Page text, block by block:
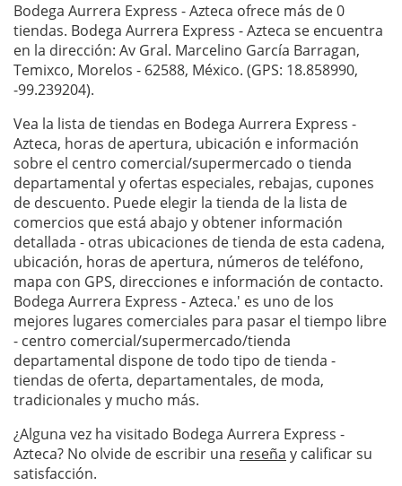
Bodega Aurrera Express - Azteca ofrece más de 0
tiendas. Bodega Aurrera Express - Azteca se encuentra
en la dirección: Av Gral. Marcelino García Barragan,
Temixco, Morelos - 62588, México. (GPS: 18.858990,
-99.239204).
Vea la lista de tiendas en Bodega Aurrera Express -
Azteca, horas de apertura, ubicación e información
sobre el centro comercial/supermercado o tienda
departamental y ofertas especiales, rebajas, cupones
de descuento. Puede elegir la tienda de la lista de
comercios que está abajo y obtener información
detallada - otras ubicaciones de tienda de esta cadena,
ubicación, horas de apertura, números de teléfono,
mapa con GPS, direcciones e información de contacto.
Bodega Aurrera Express - Azteca.' es uno de los
mejores lugares comerciales para pasar el tiempo libre
- centro comercial/supermercado/tienda
departamental dispone de todo tipo de tienda -
tiendas de oferta, departamentales, de moda,
tradicionales y mucho más.
¿Alguna vez ha visitado Bodega Aurrera Express -
Azteca? No olvide de escribir una reseña y calificar su
satisfacción.